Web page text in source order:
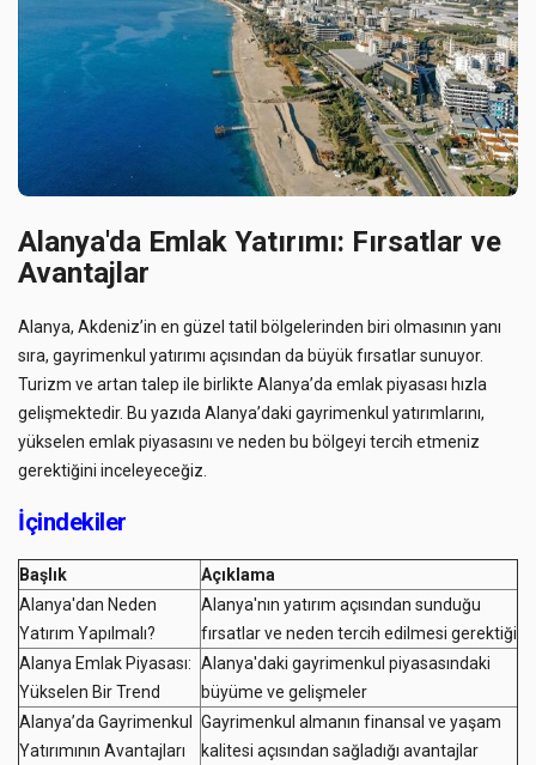
Alanya'da Emlak Yatırımı: Fırsatlar ve
Avantajlar
Alanya, Akdeniz’in en güzel tatil bölgelerinden biri olmasının yanı
sıra, gayrimenkul yatırımı açısından da büyük fırsatlar sunuyor.
Turizm ve artan talep ile birlikte Alanya’da emlak piyasası hızla
gelişmektedir. Bu yazıda Alanya’daki gayrimenkul yatırımlarını,
yükselen emlak piyasasını ve neden bu bölgeyi tercih etmeniz
gerektiğini inceleyeceğiz.
İçindekiler
Başlık
Açıklama
Alanya'dan Neden
Yatırım Yapılmalı?
Alanya'nın yatırım açısından sunduğu
fırsatlar ve neden tercih edilmesi gerektiği
Alanya Emlak Piyasası:
Yükselen Bir Trend
Alanya'daki gayrimenkul piyasasındaki
büyüme ve gelişmeler
Alanya’da Gayrimenkul
Yatırımının Avantajları
Gayrimenkul almanın finansal ve yaşam
kalitesi açısından sağladığı avantajlar